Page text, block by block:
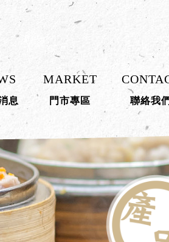
息
MARKET
門市專區 聯絡我們